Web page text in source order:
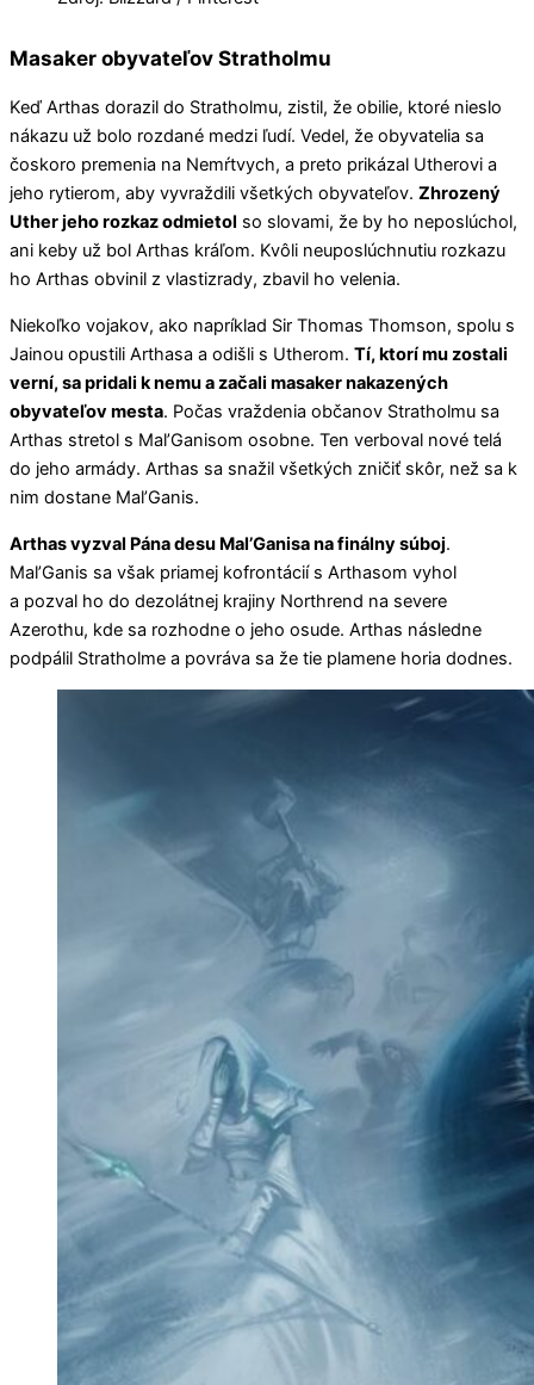
Masaker obyvateľov Stratholmu
Keď Arthas dorazil do Stratholmu, zistil, že obilie, ktoré nieslo
nákazu už bolo rozdané medzi ľudí. Vedel, že obyvatelia sa
čoskoro premenia na Nemŕtvych, a preto prikázal Utherovi a
jeho rytierom, aby vyvraždili všetkých obyvateľov. Zhrozený
Uther jeho rozkaz odmietol so slovami, že by ho neposlúchol,
ani keby už bol Arthas kráľom. Kvôli neuposlúchnutiu rozkazu
ho Arthas obvinil z vlastizrady, zbavil ho velenia.
Niekoľko vojakov, ako napríklad Sir Thomas Thomson, spolu s
Jainou opustili Arthasa a odišli s Utherom. Tí, ktorí mu zostali
verní, sa pridali k nemu a začali masaker nakazených
obyvateľov mesta. Počas vraždenia občanov Stratholmu sa
Arthas stretol s Mal’Ganisom osobne. Ten verboval nové telá
do jeho armády. Arthas sa snažil všetkých zničiť skôr, než sa k
nim dostane Mal’Ganis.
Arthas vyzval Pána desu Mal’Ganisa na finálny súboj.
Mal’Ganis sa však priamej kofrontácií s Arthasom vyhol
a pozval ho do dezolátnej krajiny Northrend na severe
Azerothu, kde sa rozhodne o jeho osude. Arthas následne
podpálil Stratholme a povráva sa že tie plamene horia dodnes.